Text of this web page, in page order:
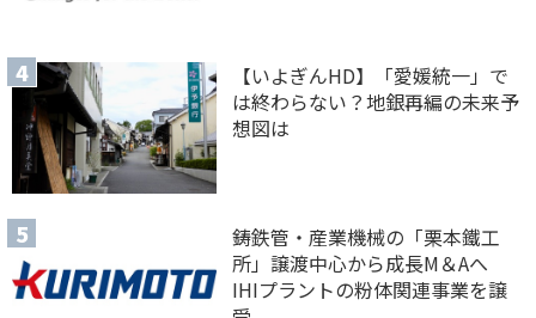
【いよぎんHD】「愛媛統一」で
は終わらない？地銀再編の未来予
想図は
鋳鉄管・産業機械の「栗本鐵工
所」譲渡中心から成長M＆Aへ
IHIプラントの粉体関連事業を譲